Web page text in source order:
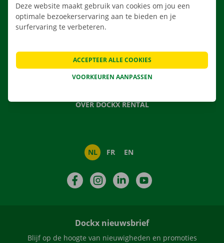
CONTACTEER ONS
NIEUWS
CADEAUBON
OVER DOCKX RENTAL
NL FR EN
FacebookInstagramLinkedIn
Dockx nieuwsbrief
Blijf op de hoogte van nieuwigheden en promoties
Deze website maakt gebruik van cookies om jou een
optimale bezoekerservaring aan te bieden en je
surfervaring te verbeteren.
VOORKEUREN AANPASSEN
ACCEPTEER ALLE COOKIES